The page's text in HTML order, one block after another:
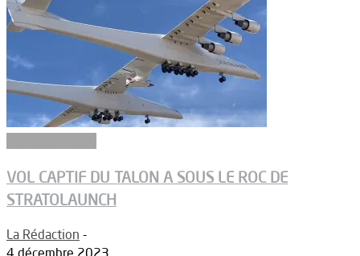
VOL CAPTIF DU TALON A SOUS LE ROC DE
STRATOLAUNCH
La Rédaction -